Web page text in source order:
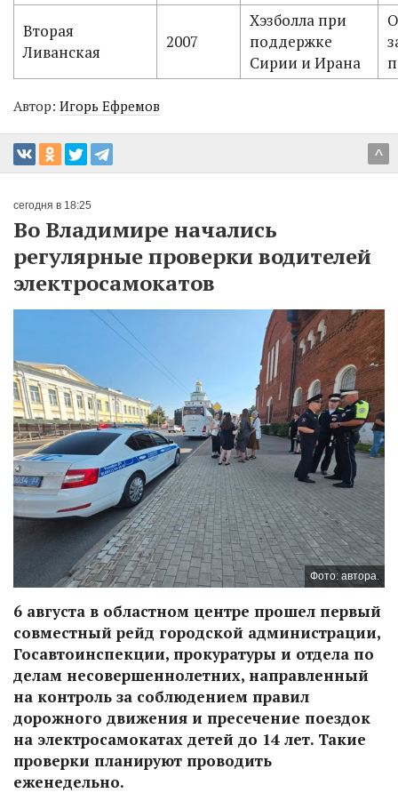
Вторая
Ливанская
2007
Хэзболла при
поддержке
Сирии и Ирана
Автор: Игорь Ефремов
^
сегодня в 18:25
Во Владимире начались
регулярные проверки водителей
электросамокатов
Фото: автора.
6 августа в областном центре прошел первый
совместный рейд городской администрации,
Госавтоинспекции, прокуратуры и отдела по
делам несовершеннолетних, направленный
на контроль за соблюдением правил
дорожного движения и пресечение поездок
на электросамокатах детей до 14 лет. Такие
проверки планируют проводить
еженедельно.